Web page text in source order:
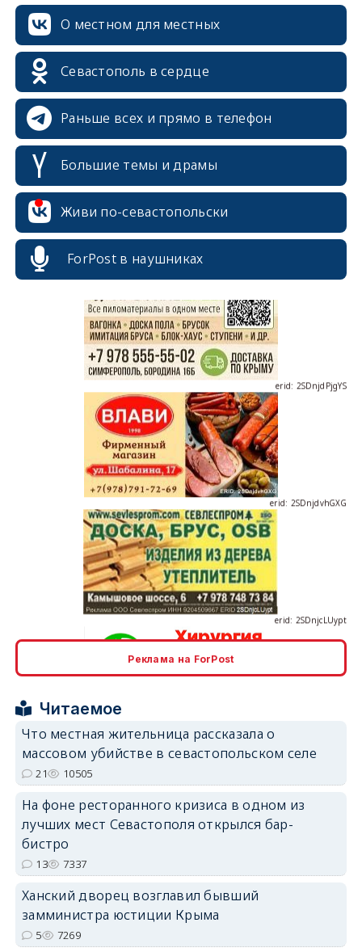
О местном для местных
Севастополь в сердце
Раньше всех и прямо в телефон
Большие темы и драмы
Живи по-севастопольски
ForPost в наушниках
erid: 2SDnjdPjgYS
erid: 2SDnjdvhGXG
Реклама на ForPost
Читаемое
Что местная жительница рассказала о
массовом убийстве в севастопольском селе
21 10505
На фоне ресторанного кризиса в одном из
лучших мест Севастополя открылся бар-
бистро
13 7337
Ханский дворец возглавил бывший
замминистра юстиции Крыма
5 7269